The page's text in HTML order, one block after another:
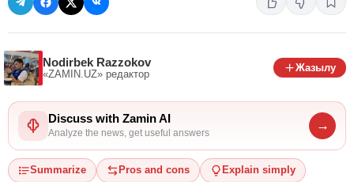
Nodirbek Razzokov
«ZAMIN.UZ» редактор
Жазылу
Discuss with Zamin AI
Analyze the news, get useful answers
→
Summarize Pros and cons Explain simply